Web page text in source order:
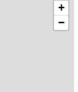
+
−